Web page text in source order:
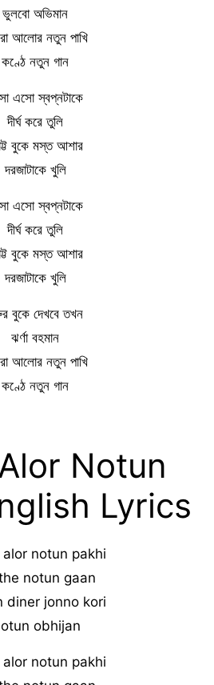
ভুলবো অভিমান
আলোর নতুন পাখি
কণ্ঠে নতুন গান
এসো স্বপ্নটাকে
দীর্ঘ করে তুলি
বুকে মস্ত আশার
দরজাটাকে খুলি
এসো স্বপ্নটাকে
দীর্ঘ করে তুলি
বুকে মস্ত আশার
দরজাটাকে খুলি
বুকে দেখবে তখন
ঝর্ণা বহমান
আলোর নতুন পাখি
কণ্ঠে নতুন গান
Notun
Lyrics
notun pakhi
notun gaan
diner jonno kori
obhijan
notun pakhi